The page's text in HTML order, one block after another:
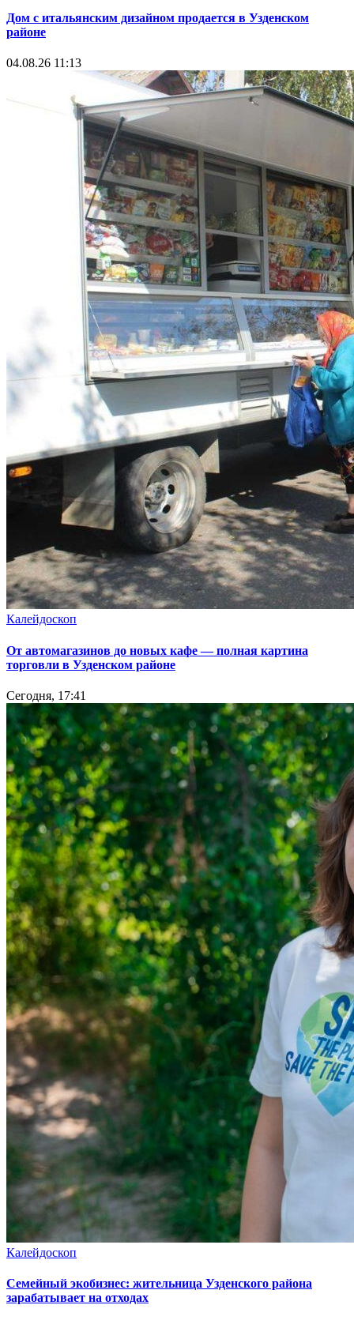
Дом с итальянским дизайном продается в Узденском
районе
04.08.26 11:13
Калейдоскоп
От автомагазинов до новых кафе — полная картина
торговли в Узденском районе
Сегодня, 17:41
Калейдоскоп
Семейный экобизнес: жительница Узденского района
зарабатывает на отходах